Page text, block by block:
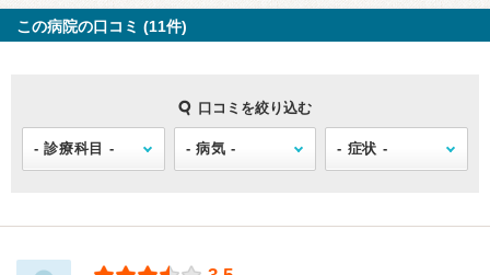
この病院の口コミ (11件)
口コミを絞り込む